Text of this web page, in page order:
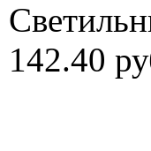
142.40